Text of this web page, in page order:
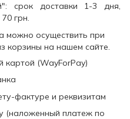
срок доставки 1-3 дня,
грн.
можно осуществить при
корзины на нашем сайте.
картой (WayForPay)
фактуре и реквизитам
(наложенный платеж по